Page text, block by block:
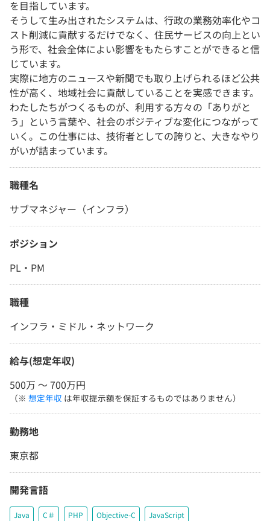
を目指しています。
そうして生み出されたシステムは、行政の業務効率化やコ
スト削減に貢献するだけでなく、住民サービスの向上とい
う形で、社会全体によい影響をもたらすことができると信
じています。
実際に地方のニュースや新聞でも取り上げられるほど公共
性が高く、地域社会に貢献していることを実感できます。
わたしたちがつくるものが、利用する方々の「ありがと
う」という言葉や、社会のポジティブな変化につながって
いく。この仕事には、技術者としての誇りと、大きなやり
がいが詰まっています。
職種名
サブマネジャー（インフラ）
ポジション
PL・PM
職種
インフラ・ミドル・ネットワーク
給与(想定年収)
500万 〜 700万円
（※ 想定年収 は年収提示額を保証するものではありません）
勤務地
東京都
開発言語
Java C＃ PHP Objective-C JavaScript